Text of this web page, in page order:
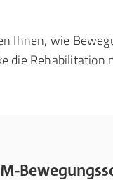
Ihnen, wie
die Rehabilitation